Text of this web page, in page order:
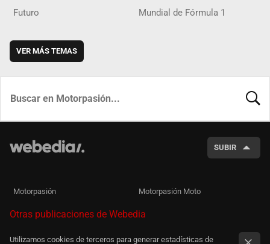
Futuro Mundial de Fórmula 1
VER MÁS TEMAS
SUBIR
Motorpasión Motorpasión Moto
Otras publicaciones de Webedia
Utilizamos cookies de terceros para generar estadísticas de